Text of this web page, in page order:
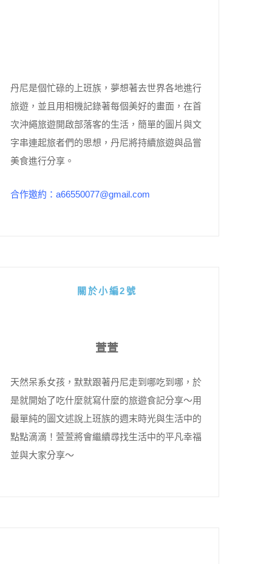
丹尼是個忙碌的上班族，夢想著去世界各地進行
旅遊，並且用相機記錄著每個美好的畫面，在首
次沖繩旅遊開啟部落客的生活，簡單的圖片與文
字串連起旅者們的思想，丹尼將持續旅遊與品嘗
美食進行分享。
合作邀約：a66550077@gmail.com
關於小編2號
萱萱
天然呆系女孩，默默跟著丹尼走到哪吃到哪，於
是就開始了吃什麼就寫什麼的旅遊食記分享～用
最單純的圖文述說上班族的週末時光與生活中的
點點滴滴！萱萱將會繼續尋找生活中的平凡幸福
並與大家分享～